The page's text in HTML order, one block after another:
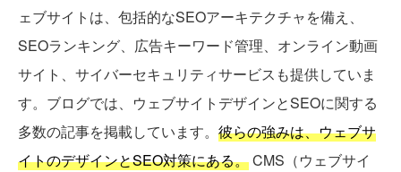
ェブサイトは、包括的なSEOアーキテクチャを備え、
SEOランキング、広告キーワード管理、オンライン動画
サイト、サイバーセキュリティサービスも提供していま
す。ブログでは、ウェブサイトデザインとSEOに関する
多数の記事を掲載しています。 彼らの強みは、ウェブサ
イトのデザインとSEO対策にある。CMS（ウェブサイ